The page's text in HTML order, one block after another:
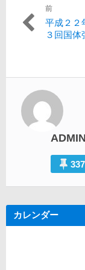
投
稿
ゲ
ー
シ
前
過
去
平成２
３回国体
ADMIN
337
カレンダー